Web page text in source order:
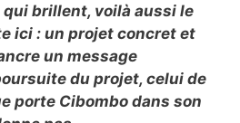
brillent, voilà aussi le
ici : un projet concret et
un message
du projet, celui de
porte Cibombo dans son